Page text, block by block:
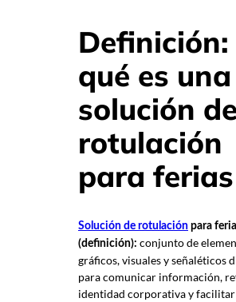
Definición:
qué es una
solución de
rotulación
para ferias
Solución de rotulación para
(definición): conjunto de
gráficos, visuales y señaléticos
para comunicar información,
identidad corporativa y